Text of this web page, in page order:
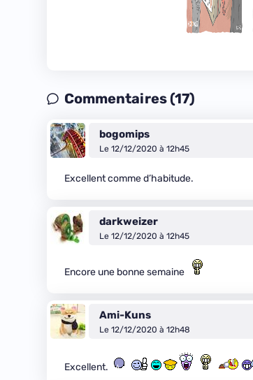
Commentaires (17)
bogomips
Le 12/12/2020 à 12h45
Excellent comme d’habitude.
darkweizer
Le 12/12/2020 à 12h45
Encore une bonne semaine
Ami-Kuns
Le 12/12/2020 à 12h48
Excellent.